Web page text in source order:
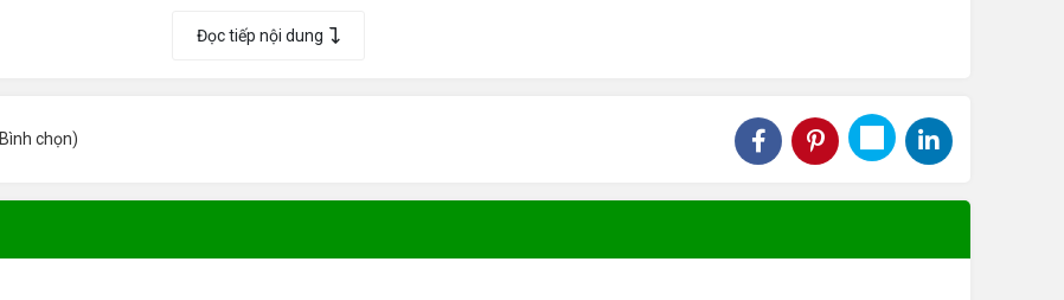
280V 2P+NPE, Iimp(10/350)=7kA, In 30kA, Imax 50kA/P
255V 1P, Iimp 50 (10/350) kA, In 50 kA/P
Đọc tiếp nội dung
Bình chọn)